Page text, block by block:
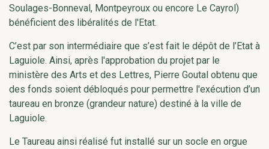
Soulages-Bonneval, Montpeyroux ou encore Le Cayrol)
bénéficient des libéralités de l'Etat.
C’est par son intermédiaire que s’est fait le dépôt de l’Etat à
Laguiole. Ainsi, après l'approbation du projet par le
ministère des Arts et des Lettres, Pierre Goutal obtenu que
des fonds soient débloqués pour permettre l'exécution d’un
taureau en bronze (grandeur nature) destiné à la ville de
Laguiole.
Le Taureau ainsi réalisé fut installé sur un socle en orgue